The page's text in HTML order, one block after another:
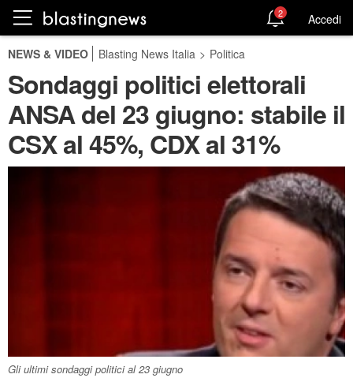
2 Accedi
NEWS & VIDEO Blasting News Italia > Politica
Sondaggi politici elettorali
ANSA del 23 giugno: stabile il
CSX al 45%, CDX al 31%
Gli ultimi sondaggi politici al 23 giugno